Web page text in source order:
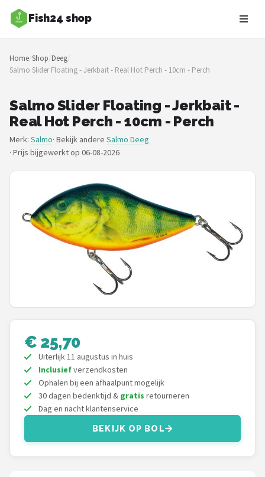
Fish24 shop
Zoeken
NAVIGATIE
Merken
Blog
Hengelsoorten
Hengels
Molens
POPULAIRE MERKEN
Westin
Spro
Korda
Salmo
Home/Shop/Deeg/
Salmo Slider Floating - Jerkbait - Real Hot Perch - 10cm - Perch
Salmo Slider Floating - Jerkbait -
Real Hot Perch - 10cm - Perch
Merk: Salmo· Bekijk andere Salmo Deeg
· Prijs bijgewerkt op 06-08-2026
€ 25,70
Uiterlijk 11 augustus in huis
Inclusiefverzendkosten
Ophalen bij een afhaalpunt mogelijk
30 dagen bedenktijd & gratis retourneren
Dag en nacht klantenservice
BEKIJK OP BOL